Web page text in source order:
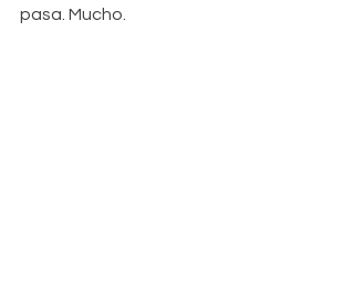
pasa. Mucho.